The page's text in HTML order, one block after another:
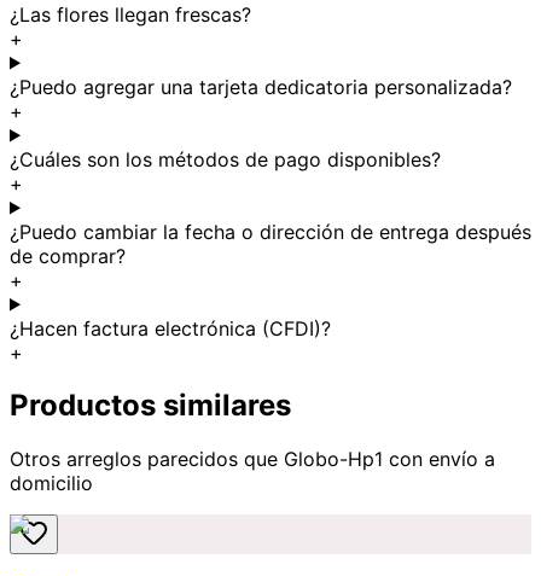
¿Las flores llegan frescas?
+
¿Puedo agregar una tarjeta dedicatoria personalizada?
+
¿Cuáles son los métodos de pago disponibles?
+
¿Puedo cambiar la fecha o dirección de entrega después
de comprar?
+
¿Hacen factura electrónica (CFDI)?
+
Productos similares
Otros arreglos parecidos que Globo-Hp1 con envío a
domicilio